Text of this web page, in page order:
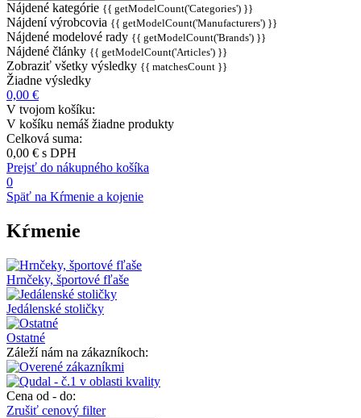
Nájdené kategórie {{ getModelCount('Categories') }}
Nájdení výrobcovia {{ getModelCount('Manufacturers') }}
Nájdené modelové rady {{ getModelCount('Brands') }}
Nájdené články {{ getModelCount('Articles') }}
Zobraziť všetky výsledky {{ matchesCount }}
Žiadne výsledky
0,00 €
V tvojom košíku:
V košíku nemáš žiadne produkty
Celková suma:
0,00 € s DPH
Prejsť do nákupného košíka
0
Späť na Kŕmenie a kojenie
Kŕmenie
Hrnčeky, športové fľaše
Jedálenské stoličky
Ostatné
Záleží nám na zákazníkoch:
Cena od - do:
Zrušiť cenový filter